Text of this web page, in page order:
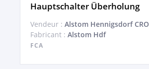
Hauptschalter Überholung
Vendeur : Alstom Hennigsdorf CRO
Fabricant : Alstom Hdf
FCA